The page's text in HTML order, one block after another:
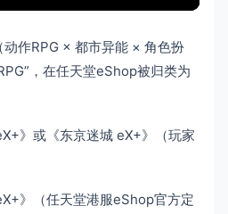
动作RPG × 都市异能 × 角色扮
，在任天堂eShop被归类为
》或《东京迷城 eX+》（玩家
》（任天堂港服eShop官方定